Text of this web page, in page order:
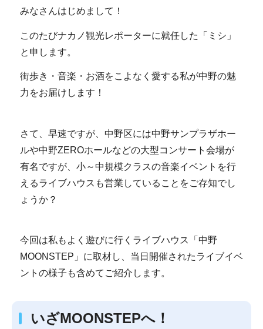
みなさんはじめまして！
このたびナカノ観光レポーターに就任した「ミシ」
と申します。
街歩き・音楽・お酒をこよなく愛する私が中野の魅
力をお届けします！
さて、早速ですが、中野区には中野サンプラザホー
ルや中野ZEROホールなどの大型コンサート会場が
有名ですが、小～中規模クラスの音楽イベントを行
えるライブハウスも営業していることをご存知でし
ょうか？
今回は私もよく遊びに行くライブハウス「中野
MOONSTEP」に取材し、当日開催されたライブイベ
ントの様子も含めてご紹介します。
いざMOONSTEPへ！